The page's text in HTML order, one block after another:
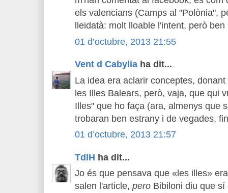
els valencians (Camps al "Polònia",
lleidatà: molt lloable l'intent, però
01 d’octubre, 2013 21:55
Vent d Cabylia ha dit...
La idea era aclarir conceptes,
les Illes Balears, però, vaja, que qui
Illes" que ho faça (ara, almenys que
trobaran ben estrany i de vegades,
01 d’octubre, 2013 21:57
TdlH ha dit...
Jo és que pensava que «les illes»
salen l'article, pero Bibiloni diu que